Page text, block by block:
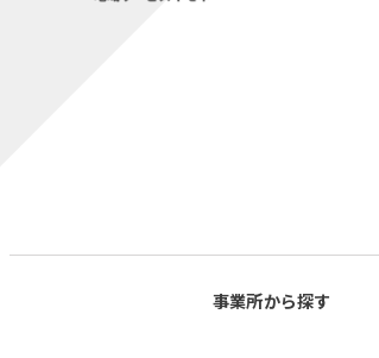
事業所から探す